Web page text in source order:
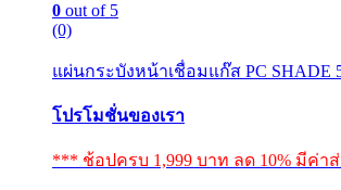
0 out of 5
(0)
แผ่นกระบังหน้าเชื่อมแก๊ส PC SHADE
โปรโมชั่นของเรา
*** ช้อปครบ 1,999 บาท ลด 10% มีค่า